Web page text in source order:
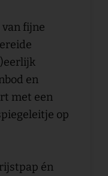
fijne
en
met een
op
én